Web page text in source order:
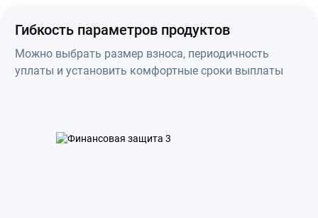
Гибкость параметров продуктов
Можно выбрать размер взноса, периодичность
уплаты и установить комфортные сроки выплаты